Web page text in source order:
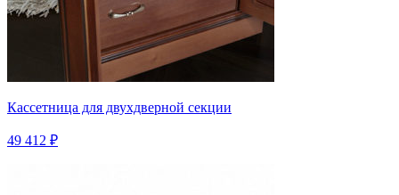
Кассетница для двухдверной секции
49 412 ₽